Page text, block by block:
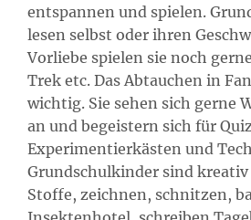
entspannen und spielen.
lesen selbst oder ihren
Vorliebe spielen sie noch
Trek etc. Das Abtauchen in
wichtig. Sie sehen sich gerne
an und begeistern sich für
Experimentierkästen und
Grundschulkinder sind
Stoffe, zeichnen, schnitzen,